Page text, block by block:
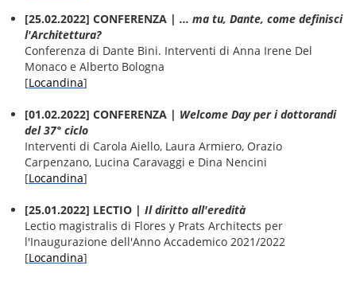
[25.02.2022] CONFERENZA | ... ma tu, Dante, come definisci
l'Architettura?
Conferenza di Dante Bini. Interventi di Anna Irene Del
Monaco e Alberto Bologna
[Locandina]
[01.02.2022] CONFERENZA | Welcome Day per i dottorandi
del 37° ciclo
Interventi di Carola Aiello, Laura Armiero, Orazio
Carpenzano, Lucina Caravaggi e Dina Nencini
[Locandina]
[25.01.2022] LECTIO | Il diritto all'eredità
Lectio magistralis di Flores y Prats Architects per
l'Inaugurazione dell'Anno Accademico 2021/2022
[Locandina]